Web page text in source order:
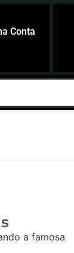
Conta
a famosa